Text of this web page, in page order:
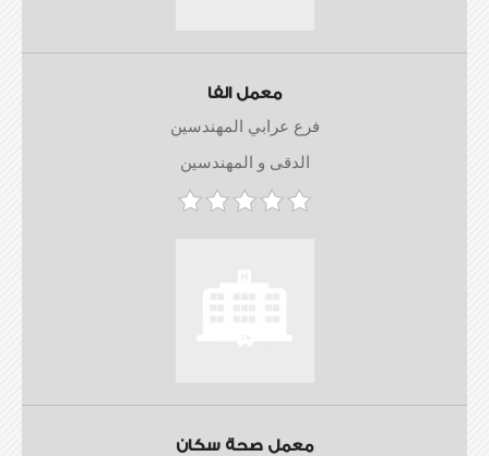
معمل الفا
فرع عرابي المهندسين
الدقى و المهندسين
معمل صحة سكان